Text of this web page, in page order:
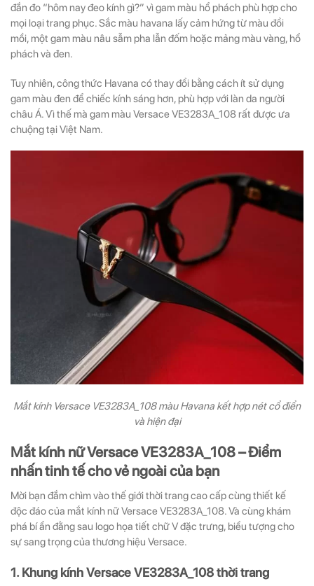
đắn đo “hôm nay đeo kính gì?” vì gam màu hổ phách phù hợp cho
mọi loại trang phục. Sắc màu havana lấy cảm hứng từ màu đồi
mồi, một gam màu nâu sẫm pha lẫn đốm hoặc mảng màu vàng, hổ
phách và đen.
Tuy nhiên, công thức Havana có thay đổi bằng cách ít sử dụng
gam màu đen để chiếc kính sáng hơn, phù hợp với làn da người
châu Á. Vì thế mà gam màu Versace VE3283A_108 rất được ưa
chuộng tại Việt Nam.
Mắt kính Versace VE3283A_108 màu Havana kết hợp nét cổ điển
và hiện đại
Mắt kính nữ Versace VE3283A_108 – Điểm
nhấn tinh tế cho vẻ ngoài của bạn
Mời bạn đắm chìm vào thế giới thời trang cao cấp cùng thiết kế
độc đáo của mắt kính nữ Versace VE3283A_108. Và cùng khám
phá bí ẩn đằng sau logo họa tiết chữ V đặc trưng, biểu tượng cho
sự sang trọng của thương hiệu Versace.
1. Khung kính Versace VE3283A_108 thời trang